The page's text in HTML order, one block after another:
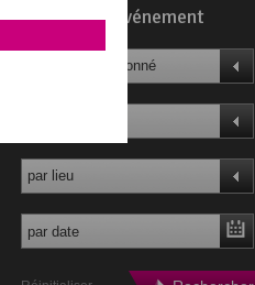
Trouvez un événement
1 thème sélectionné
par lieu